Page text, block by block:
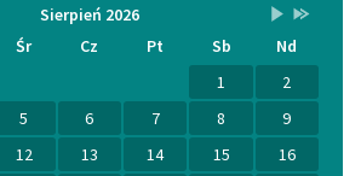
Lista
wydarzeń
Sierpień 2026Brak
w
Przestaw
na
Wrzesień
2026
Przestaw
na
Sierpień
2027
Śr Cz Pt Sb
Nd
1
2
5 6 7 8
9
12 13 14 15
16